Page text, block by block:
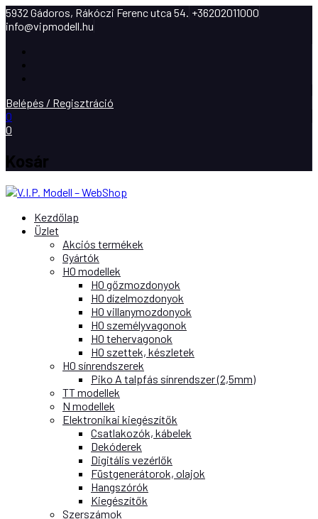
5932 Gádoros, Rákóczi Ferenc utca 54. +36202011000
info@vipmodell.hu
Belépés / Regisztráció
0
0
Kosár
Kezdőlap
Üzlet
Akciós termékek
Gyártók
H0 modellek
H0 gőzmozdonyok
H0 dízelmozdonyok
H0 villanymozdonyok
H0 személyvagonok
H0 tehervagonok
H0 szettek, készletek
H0 sínrendszerek
Piko A talpfás sínrendszer (2,5mm)
TT modellek
N modellek
Elektronikai kiegészítők
Csatlakozók, kábelek
Dekóderek
Digitális vezérlők
Füstgenerátorok, olajok
Hangszórók
Kiegészítők
Szerszámok